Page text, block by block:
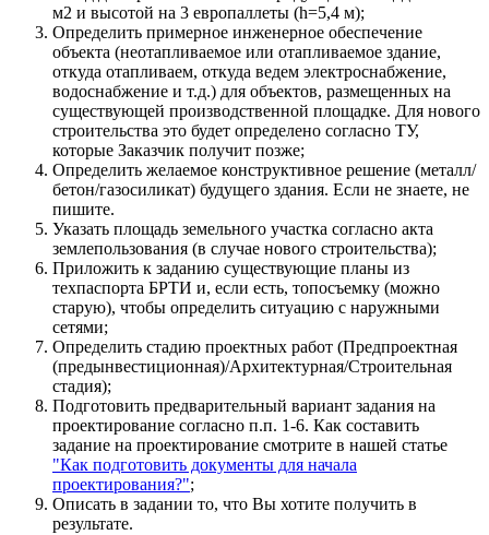
м2 и высотой на 3 европаллеты (h=5,4 м);
Определить примерное инженерное обеспечение
объекта (неотапливаемое или отапливаемое здание,
откуда отапливаем, откуда ведем электроснабжение,
водоснабжение и т.д.) для объектов, размещенных на
существующей производственной площадке. Для нового
строительства это будет определено согласно ТУ,
которые Заказчик получит позже;
Определить желаемое конструктивное решение (металл/
бетон/газосиликат) будущего здания. Если не знаете, не
пишите.
Указать площадь земельного участка согласно акта
землепользования (в случае нового строительства);
Приложить к заданию существующие планы из
техпаспорта БРТИ и, если есть, топосъемку (можно
старую), чтобы определить ситуацию с наружными
сетями;
Определить стадию проектных работ (Предпроектная
(предынвестиционная)/Архитектурная/Строительная
стадия);
Подготовить предварительный вариант задания на
проектирование согласно п.п. 1-6. Как составить
задание на проектирование смотрите в нашей статье
"Как подготовить документы для начала
проектирования?";
Описать в задании то, что Вы хотите получить в
результате.